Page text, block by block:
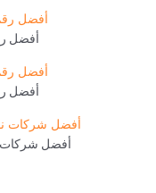
أفضل
أفضل
أفضل شركات